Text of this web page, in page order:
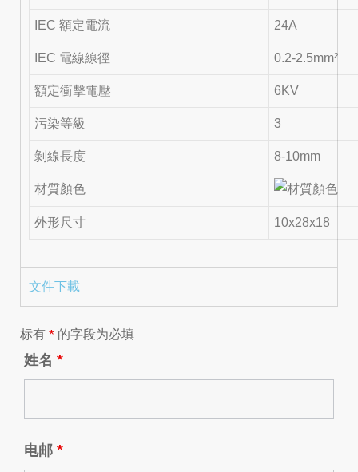
IEC 額定電流 24A
IEC 電線線徑 0.2-2.5mm²
額定衝擊電壓 6KV
污染等級 3
剝線長度 8-10mm
材質顏色
外形尺寸 10x28x18
文件下載
标有 * 的字段为必填
姓名 *
电邮 *